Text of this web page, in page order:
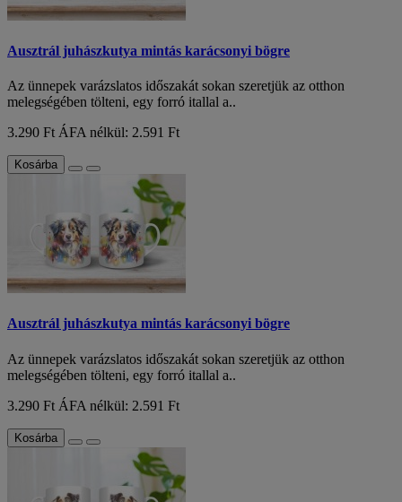
Ausztrál juhászkutya mintás karácsonyi bögre
Az ünnepek varázslatos időszakát sokan szeretjük az otthon
melegségében tölteni, egy forró itallal a..
3.290 Ft ÁFA nélkül: 2.591 Ft
Kosárba
Ausztrál juhászkutya mintás karácsonyi bögre
Az ünnepek varázslatos időszakát sokan szeretjük az otthon
melegségében tölteni, egy forró itallal a..
3.290 Ft ÁFA nélkül: 2.591 Ft
Kosárba